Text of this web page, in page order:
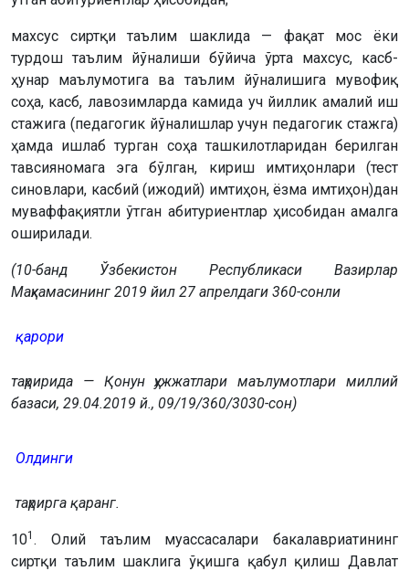
махсус сиртқи таълим шаклида — фақат мос ёки
турдош таълим йўналиши бўйича ўрта махсус, касб-
ҳунар маълумотига ва таълим йўналишига мувофиқ
соҳа, касб, лавозимларда камида уч йиллик амалий иш
стажига (педагогик йўналишлар учун педагогик стажга)
ҳамда ишлаб турган соҳа ташкилотларидан берилган
тавсияномага эга бўлган, кириш имтиҳонлари (тест
синовлари, касбий (ижодий) имтиҳон, ёзма имтиҳон)дан
муваффақиятли ўтган абитуриентлар ҳисобидан амалга
оширилади.
(10-банд Ўзбекистон Республикаси Вазирлар
Маҳкамасининг 2019 йил 27 апрелдаги 360-сонли
қарори
таҳририда — Қонун ҳужжатлари маълумотлари миллий
базаси, 29.04.2019 й., 09/19/360/3030-сон)
Олдинги
таҳрирга қаранг.
101 . Олий таълим муассасалари бакалавриатининг
сиртқи таълим шаклига ўқишга қабул қилиш Давлат